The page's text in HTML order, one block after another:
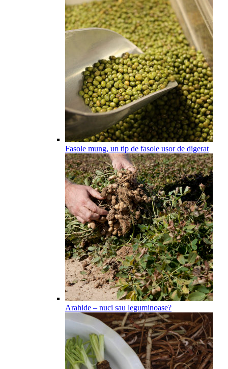
Fasole mung, un tip de fasole ușor de digerat
Arahide – nuci sau leguminoase?